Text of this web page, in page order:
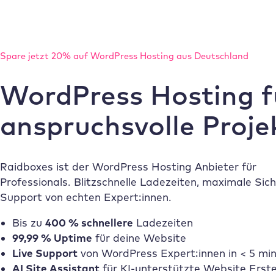
Spare jetzt 20% auf WordPress Hosting aus Deutschland
WordPress Hosting
anspruchsvolle
Raidboxes ist der WordPress Hosting Anbieter für
Professionals. Blitzschnelle Ladezeiten, maximale
Support von echten Expert:innen.
Bis zu 400 % schnellere Ladezeiten
99,99 % Uptime für deine Website
Live Supportvon WordPress Expert:innen in < 5
AI Site Assistantfür KI-unterstützte Website